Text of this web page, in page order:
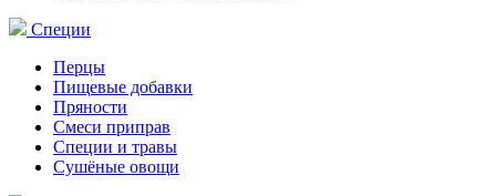
Специи
Перцы
Пищевые добавки
Пряности
Смеси приправ
Специи и травы
Сушёные овощи